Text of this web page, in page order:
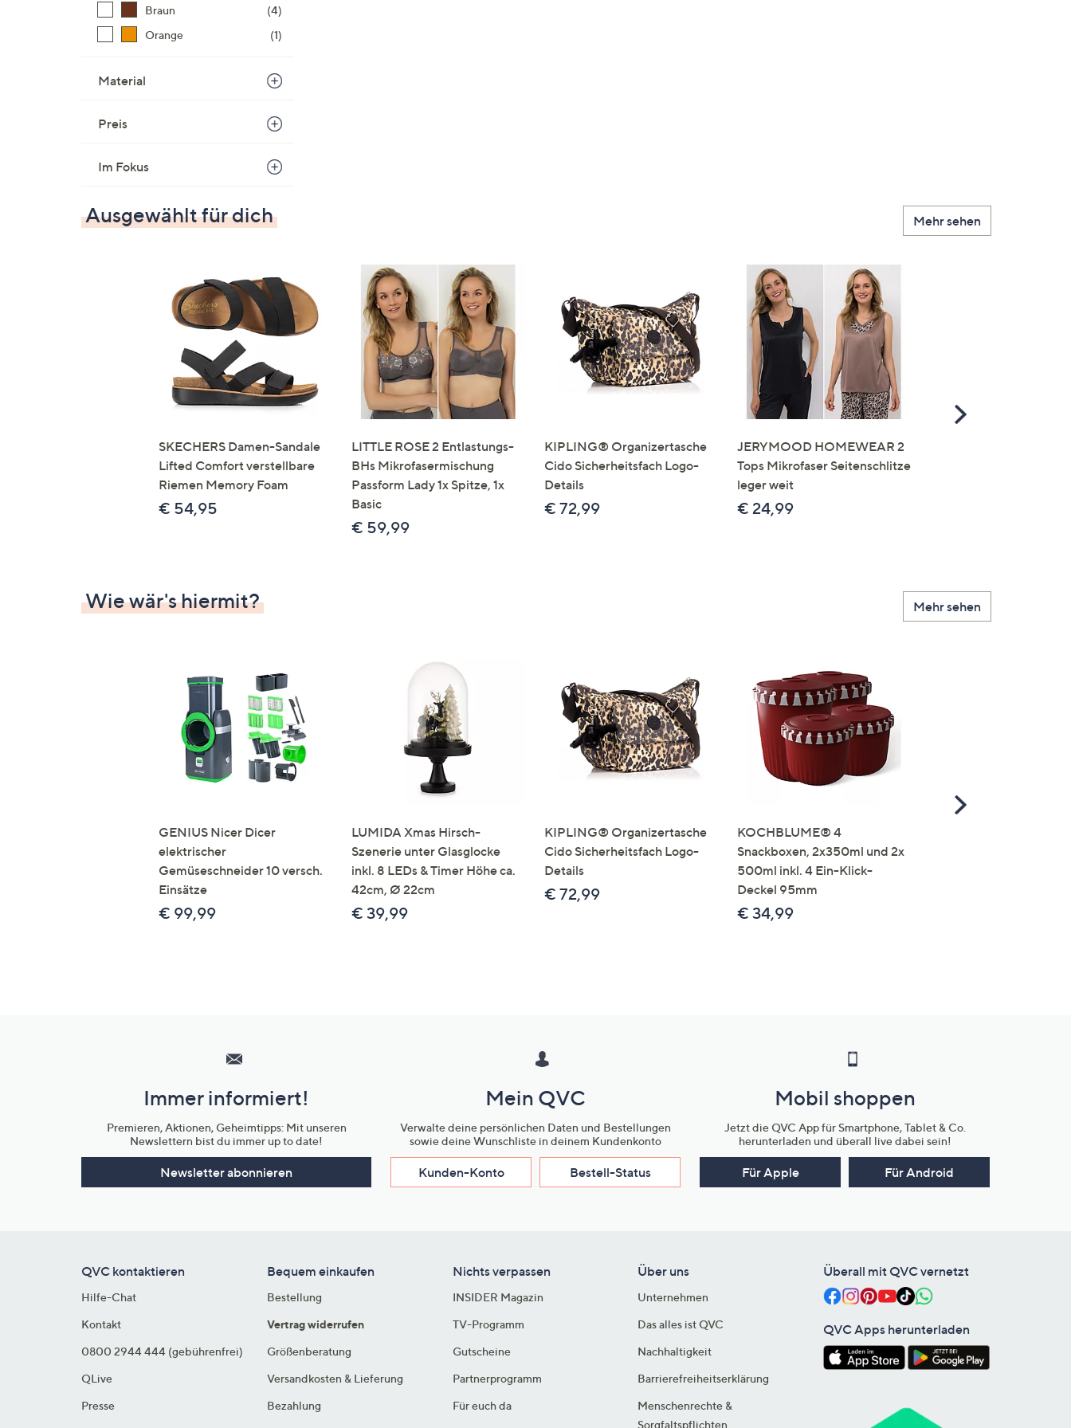
Braun
(4)
Orange
(1)
Material
Preis
Im Fokus
Ausgewählt für dich Mehr sehen
SKECHERS Damen-Sandale
Lifted Comfort verstellbare
Riemen Memory Foam
€ 54,95
LITTLE ROSE 2 Entlastungs-
BHs Mikrofasermischung
Passform Lady 1x Spitze, 1x
Basic
€ 59,99
KIPLING® Organizertasche
Cido Sicherheitsfach Logo-
Details
€ 72,99
JERYMOOD HOMEWEAR 2
Tops Mikrofaser Seitenschlitze
leger weit
€ 24,99
Scroll
Wie wär's hiermit? Mehr sehen
GENIUS Nicer Dicer
elektrischer
Gemüseschneider 10 versch.
Einsätze
€ 99,99
LUMIDA Xmas Hirsch-
Szenerie unter Glasglocke
inkl. 8 LEDs & Timer Höhe ca.
42cm, Ø 22cm
€ 39,99
KIPLING® Organizertasche
Cido Sicherheitsfach Logo-
Details
€ 72,99
KOCHBLUME® 4
Snackboxen, 2x350ml und 2x
500ml inkl. 4 Ein-Klick-
Deckel 95mm
€ 34,99
Scroll
Unternehmensinformationen
Immer informiert!
Premieren, Aktionen, Geheimtipps: Mit unseren
Newslettern bist du immer up to date!
Newsletter abonnieren
Mein QVC
Verwalte deine persönlichen Daten und Bestellungen
sowie deine Wunschliste in deinem Kundenkonto
Kunden-Konto Bestell-Status
Mobil shoppen
Jetzt die QVC App für Smartphone, Tablet & Co.
herunterladen und überall live dabei sein!
Für Apple Für Android
QVC kontaktieren
Hilfe-Chat
Kontakt
0800 2944 444 (gebührenfrei)
QLive
Presse
Bequem einkaufen
Bestellung
Vertrag widerrufen
Größenberatung
Versandkosten & Lieferung
Bezahlung
Nichts verpassen
INSIDER Magazin
TV-Programm
Gutscheine
Partnerprogramm
Für euch da
Über uns
Unternehmen
Das alles ist QVC
Nachhaltigkeit
Barrierefreiheitserklärung
Menschenrechte &
Sorgfaltspflichten
Überall mit QVC vernetzt
QVC Apps herunterladen